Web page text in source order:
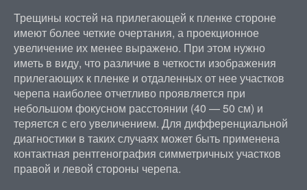
Трещины костей на прилегающей к пленке стороне
имеют более четкие очертания, а проекционное
увеличение их менее выражено. При этом нужно
иметь в виду, что различие в четкости изображения
прилегающих к пленке и отдаленных от нее участков
черепа наиболее отчетливо проявляется при
небольшом фокусном расстоянии (40 — 50 см) и
теряется с его увеличением. Для дифференциальной
диагностики в таких случаях может быть применена
контактная рентгенография симметричных участков
правой и левой стороны черепа.